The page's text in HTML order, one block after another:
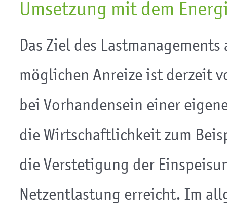
Umsetzung mit dem
Das Ziel des
möglichen Anreize ist derzeit
bei Vorhandensein einer
die Wirtschaftlichkeit zum
die Verstetigung der
Netzentlastung erreicht. Im